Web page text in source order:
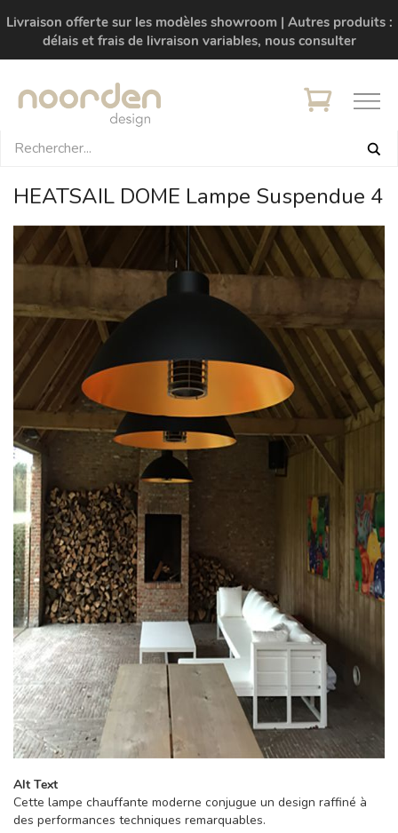
Livraison offerte sur les modèles showroom | Autres produits :
délais et frais de livraison variables, nous consulter
HEATSAIL DOME Lampe Suspendue 4
Alt Text
Cette lampe chauffante moderne conjugue un design raffiné à
des performances techniques remarquables.